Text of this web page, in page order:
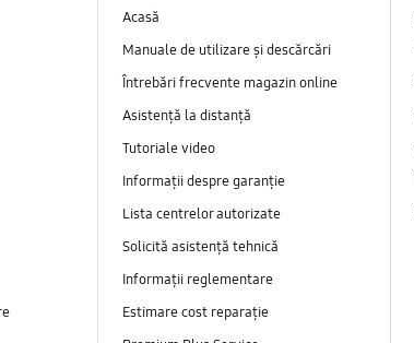
Acasă
Manuale de utilizare și descărcări
Întrebări frecvente magazin online
Asistență la distanță
Tutoriale video
Informații despre garanție
Lista centrelor autorizate
Solicită asistență tehnică
Informații reglementare
Estimare cost reparație